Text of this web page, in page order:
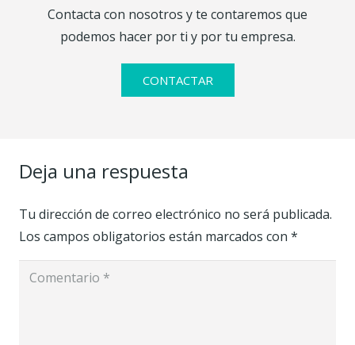
Contacta con nosotros y te contaremos que
podemos hacer por ti y por tu empresa.
CONTACTAR
Deja una respuesta
Tu dirección de correo electrónico no será publicada.
Los campos obligatorios están marcados con *